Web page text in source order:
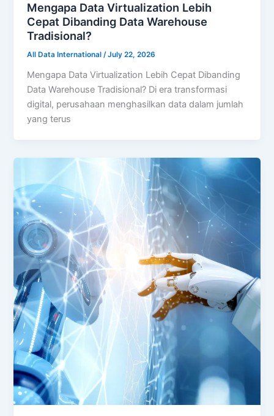
Mengapa Data Virtualization Lebih
Cepat Dibanding Data Warehouse
Tradisional?
All Data International/July 22, 2026
Mengapa Data Virtualization Lebih Cepat Dibanding
Data Warehouse Tradisional? Di era transformasi
digital, perusahaan menghasilkan data dalam jumlah
yang terus